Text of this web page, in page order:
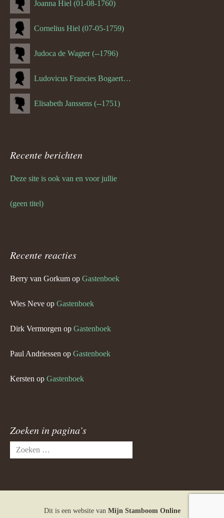
Joanna Hiel (01-08-1760)
Cornelius Hiel (07-05-1759)
Judoca de Wagter (--1796)
Ludovicus Francies Bogaert (--1825)
Elisabeth Janssens (--1751)
Recente berichten
Deze site is ook van en voor jullie
(geen titel)
Recente reacties
Berry van Gorkum op Gastenboek
Wies Neve op Gastenboek
Dirk Vermorgen op Gastenboek
Paul Andriessen op Gastenboek
Kersten op Gastenboek
Zoeken in pagina’s
Zoeken
naar:
Dit is een website van Mijn Stamboom Online